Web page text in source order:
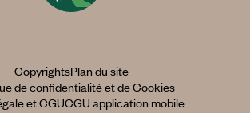
CopyrightsPlan du site
de confidentialité et de Cookies
et CGUCGU application mobile